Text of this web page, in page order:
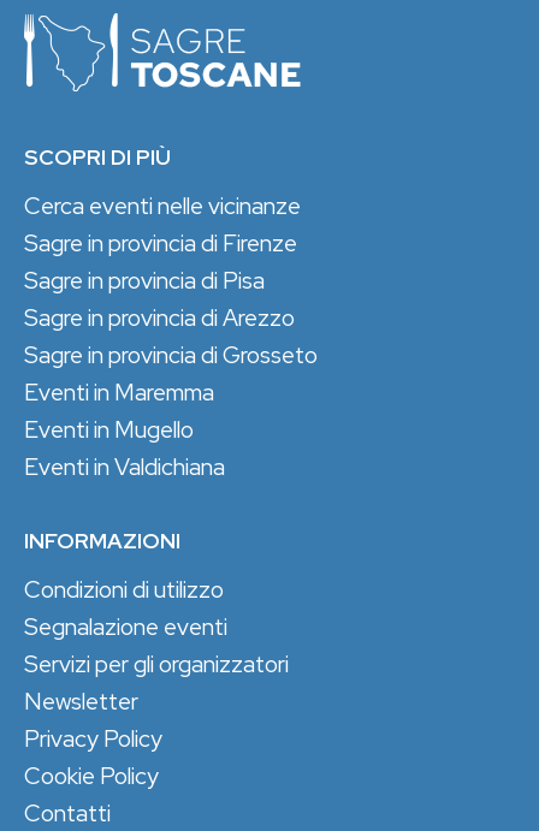
SCOPRI DI PIÙ
Cerca eventi nelle vicinanze
Sagre in provincia di Firenze
Sagre in provincia di Pisa
Sagre in provincia di Arezzo
Sagre in provincia di Grosseto
Eventi in Maremma
Eventi in Mugello
Eventi in Valdichiana
INFORMAZIONI
Condizioni di utilizzo
Segnalazione eventi
Servizi per gli organizzatori
Newsletter
Privacy Policy
Cookie Policy
Contatti